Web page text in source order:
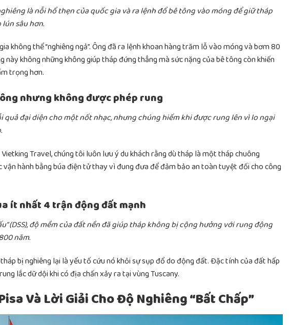
là nỗi hổ thẹn của quốc gia và ra lệnh đổ bê tông vào móng để giữ tháp
sâu hơn.
không thể “nghiêng ngả”. Ông đã ra lệnh khoan hàng trăm lỗ vào móng và bơm 80
này không những không giúp tháp đứng thẳng mà sức nặng của bê tông còn khiến
trọng hơn.
nhưng không được phép rung
quả đại diện cho một nốt nhạc, nhưng chúng hiếm khi được rung lên vì lo ngại
Travel, chúng tôi luôn lưu ý du khách rằng dù tháp là một tháp chuông
vận hành bằng búa điện tử thay vì đung đưa để đảm bảo an toàn tuyệt đối cho công
ít nhất 4 trận động đất mạnh
(DSS), độ mềm của đất nền đã giúp tháp không bị cộng hưởng với rung động
năm.
bị nghiêng lại là yếu tố cứu nó khỏi sự sụp đổ do động đất. Đặc tính của đất hấp
lắc dữ dội khi có địa chấn xảy ra tại vùng Tuscany.
Và Lời Giải Cho Độ Nghiêng “Bất Chấp”